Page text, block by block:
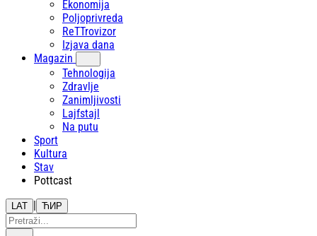
Ekonomija
Poljoprivreda
ReTTrovizor
Izjava dana
Magazin
Tehnologija
Zdravlje
Zanimljivosti
Lajfstajl
Na putu
Sport
Kultura
Stav
Pottcast
LAT | ЋИР